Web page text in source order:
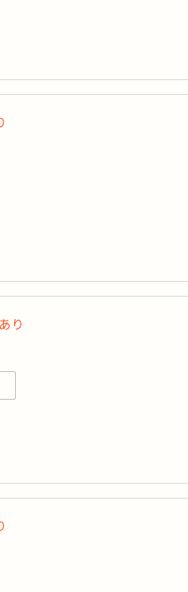
糖質
:
塩分
:
初めてご注文される方 もしくは 半年（
ランスや食べやすさはもちろん
（おかずのみは580円 ※税込)。刻みやお
り
まに、低カロリー・低塩分のお弁
塩分 : -
ン:-